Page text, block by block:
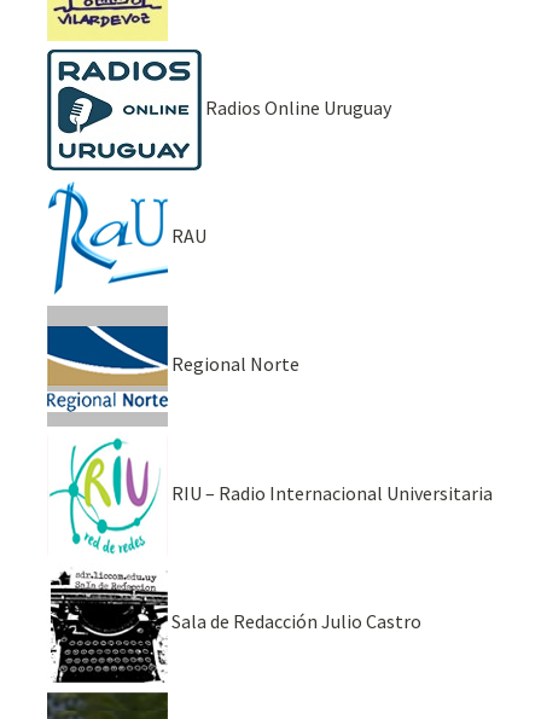
Radios Online Uruguay
RAU
Regional Norte
RIU – Radio Internacional Universitaria
Sala de Redacción Julio Castro